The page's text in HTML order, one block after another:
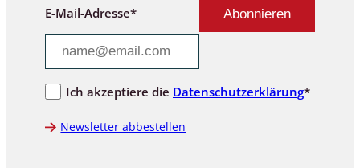
E-Mail-Adresse*
Ich akzeptiere die Datenschutzerklärung*
Newsletter abbestellen